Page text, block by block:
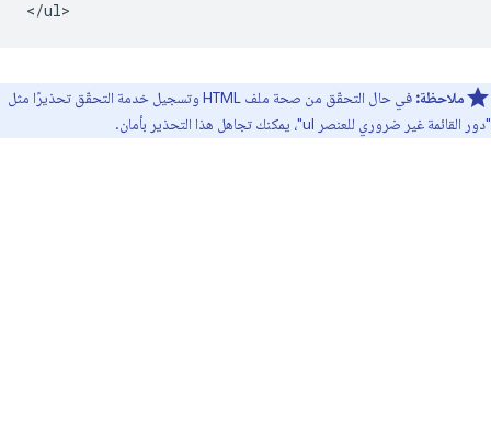
ملاحظة:
في حال التحقّق من صحة ملف HTML وتسجيل خدمة التحقّق تحذيرًا مثل
"دور القائمة غير ضروري للعنصر ul"، يمكنك تجاهل هذا التحذير بأمان.